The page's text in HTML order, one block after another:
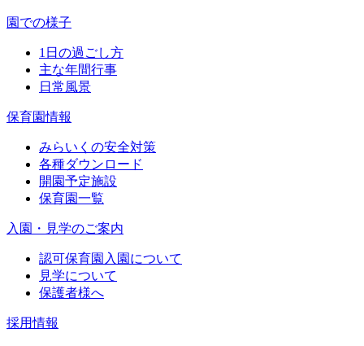
園での様子
1日の過ごし方
主な年間行事
日常風景
保育園情報
みらいくの安全対策
各種ダウンロード
開園予定施設
保育園一覧
入園・見学のご案内
認可保育園入園について
見学について
保護者様へ
採用情報